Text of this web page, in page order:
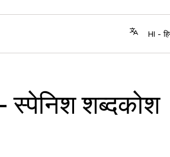
स्पेनिश शब्दकोश